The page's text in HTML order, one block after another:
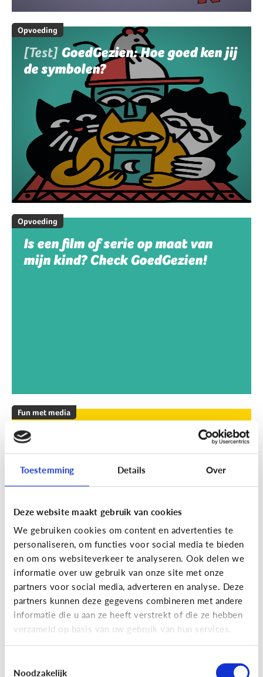
Toestemming Details Over
Deze website maakt gebruik van cookies
We gebruiken cookies om content en advertenties te
personaliseren, om functies voor social media te bieden
en om ons websiteverkeer te analyseren. Ook delen we
informatie over uw gebruik van onze site met onze
partners voor social media, adverteren en analyse. Deze
partners kunnen deze gegevens combineren met andere
informatie die u aan ze heeft verstrekt of die ze hebben
verzameld op basis van uw gebruik van hun services.
Noodzakelijk
Opvoeding
[Test] GoedGezien: Hoe goed ken jij
de symbolen?
Opvoeding
Is een film of serie op maat van
mijn kind? Check GoedGezien!
Fun met media
Leuke apps voor tieners om de
zomer door te komen
Geef je kind een duwtje in de rug met deze leuke
apps tegen verveling, waar ze op eigen houtje
Fun met media
Fun met foto’s: zo boost je de
creativiteit van je kind